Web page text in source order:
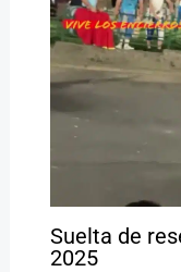
Suelta de
2025